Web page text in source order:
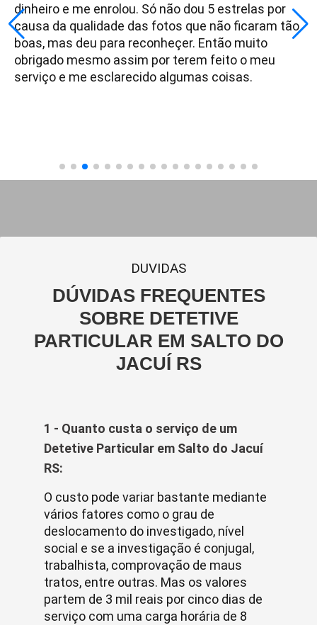
dinheiro e me enrolou. Só não dou 5 estrelas por
causa da qualidade das fotos que não ficaram tão
boas, mas deu para reconheçer. Então muito
obrigado mesmo assim por terem feito o meu
serviço e me esclarecido algumas coisas.
DUVIDAS
DÚVIDAS FREQUENTES
SOBRE DETETIVE
PARTICULAR EM SALTO DO
JACUÍ RS
1 - Quanto custa o serviço de um
Detetive Particular em Salto do Jacuí
RS:
O custo pode variar bastante mediante
vários fatores como o grau de
deslocamento do investigado, nível
social e se a investigação é conjugal,
trabalhista, comprovação de maus
tratos, entre outras. Mas os valores
partem de 3 mil reais por cinco dias de
serviço com uma carga horária de 8